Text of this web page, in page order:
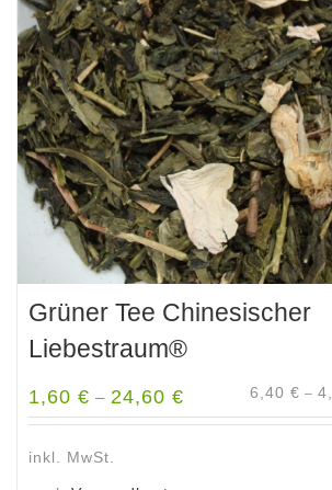
Grüner Tee Chinesischer
Liebestraum®
1,60 € – 24,60 € 6,40 € –
inkl. MwSt.